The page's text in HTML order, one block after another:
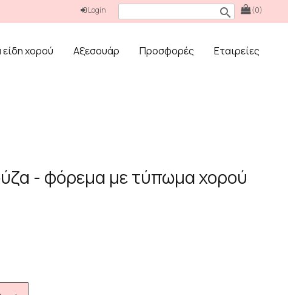
(0)
search
Login
είδη χορού Αξεσουάρ Προσφορές Εταιρείες
- φόρεμα με τύπωμα χορού